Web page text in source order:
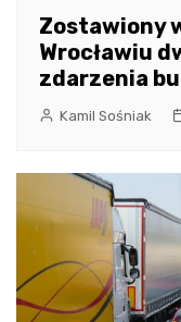
Zostawiony
Wrocławiu
zdarzenia
Kamil Sośniak